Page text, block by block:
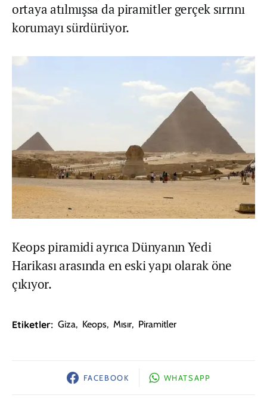
ortaya atılmışsa da piramitler gerçek sırrını
korumayı sürdürüyor.
Keops piramidi ayrıca Dünyanın Yedi
Harikası arasında en eski yapı olarak öne
çıkıyor.
Etiketler: Giza, Keops, Mısır, Piramitler
FACEBOOK WHATSAPP